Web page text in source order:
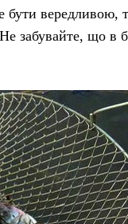
бути вередливою,
забувайте, що в